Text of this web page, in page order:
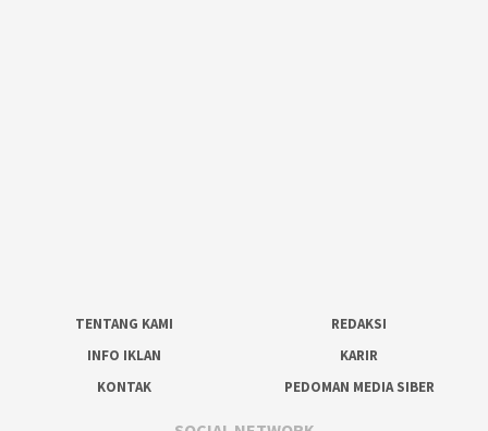
TENTANG KAMI
REDAKSI
INFO IKLAN
KARIR
KONTAK
PEDOMAN MEDIA SIBER